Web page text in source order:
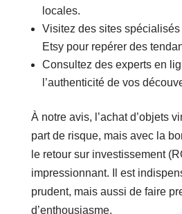
locales.
Visitez des sites
Etsy pour repérer des
Consultez des experts en
l’authenticité de vos
À notre avis, l’achat d’objets
part de risque, mais avec la
le retour sur investissement
impressionnant. Il est
prudent, mais aussi de faire
d’enthousiasme.